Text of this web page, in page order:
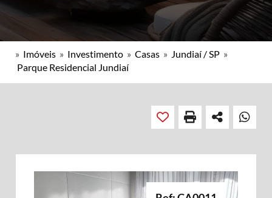
» Imóveis » Investimento » Casas » Jundiaí / SP »
Parque Residencial Jundiaí